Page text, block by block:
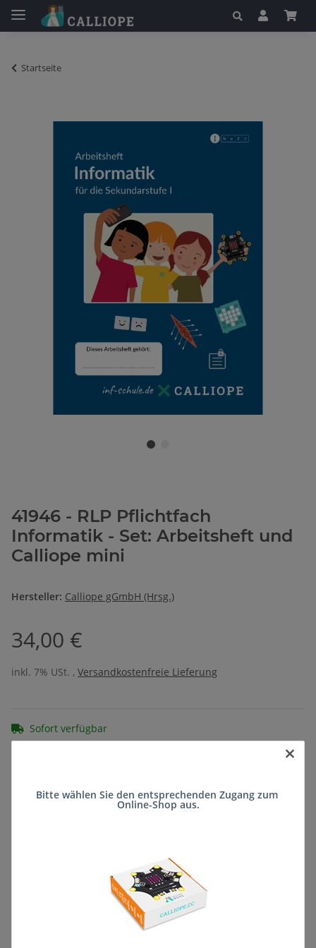
Startseite
41946 - RLP Pflichtfach
Informatik - Set: Arbeitsheft und
Calliope mini
Hersteller: Calliope gGmbH (Hrsg.)
34,00 €
inkl. 7% USt. , Versandkostenfreie Lieferung
Sofort verfügbar
Lieferzeit:ca. 5 Wochen(DE - kein
Frage zum Artikel
×
Bitte wählen Sie den entsprechenden Zugang zum
Online-Shop aus.